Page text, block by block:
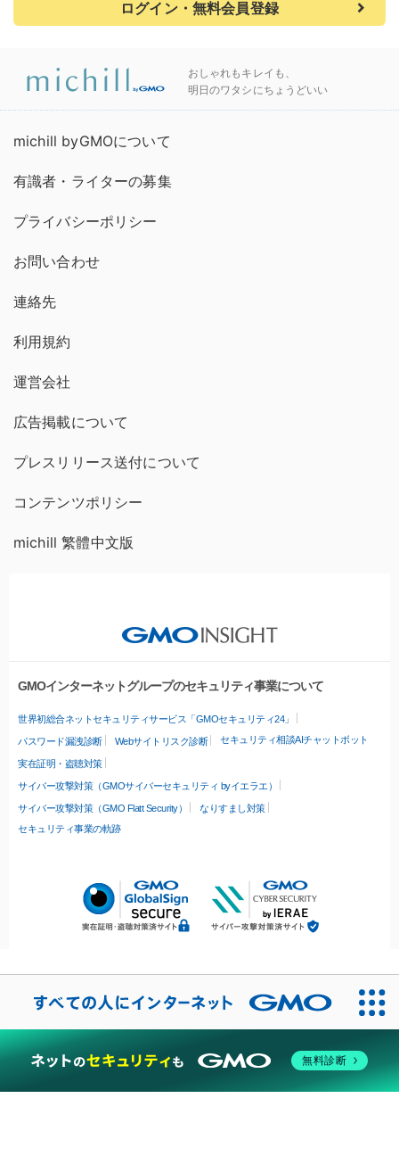
ログイン・無料会員登録
おしゃれもキレイも、
明日のワタシにちょうどいい
michill byGMOについて
有識者・ライターの募集
プライバシーポリシー
お問い合わせ
連絡先
利用規約
運営会社
広告掲載について
プレスリリース送付について
コンテンツポリシー
michill 繁體中文版
GMOインターネットグループのセキュリティ事業について
世界初総合ネットセキュリティサービス「GMOセキュリティ24」
パスワード漏洩診断 Webサイトリスク診断 セキュリティ相談AIチャットボット
実在証明・盗聴対策
サイバー攻撃対策（GMOサイバーセキュリティ byイエラエ）
サイバー攻撃対策（GMO Flatt Security）
なりすまし対策
セキュリティ事業の軌跡
無料診断